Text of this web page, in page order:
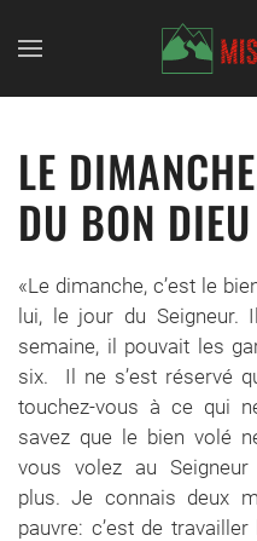
Skip to main content
LE
DU BON DIEU
«Le dimanche, c’est le
lui, le jour du
semaine, il pouvait les
six. Il ne s’est réservé
touchez-vous à ce qui
savez que le bien volé
vous volez au
plus. Je connais deux
pauvre: c’est de